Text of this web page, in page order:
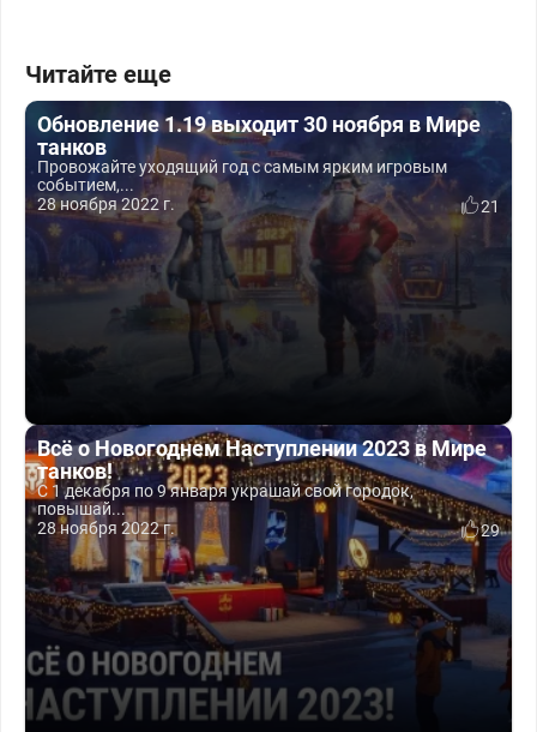
Читайте еще
Обновление 1.19 выходит 30 ноября в Мире
танков
Провожайте уходящий год с самым ярким игровым
событием,...
28 ноября 2022 г.
21
Всё о Новогоднем Наступлении 2023 в Мире
танков!
С 1 декабря по 9 января украшай свой городок,
повышай...
28 ноября 2022 г.
29